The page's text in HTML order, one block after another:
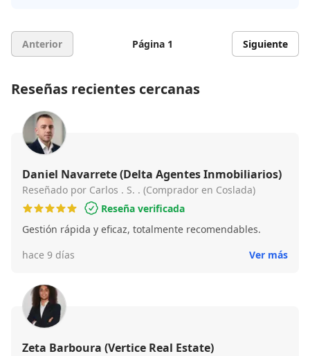
Anterior Página 1 Siguiente
Reseñas recientes cercanas
Daniel Navarrete (Delta Agentes Inmobiliarios)
Reseñado por Carlos . S. . (Comprador en Coslada)
Reseña verificada
Gestión rápida y eficaz, totalmente recomendables.
hace 9 días
Ver más
Zeta Barboura (Vertice Real Estate)